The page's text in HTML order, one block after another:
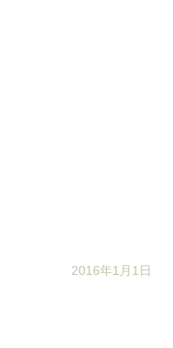
2016年1月1日